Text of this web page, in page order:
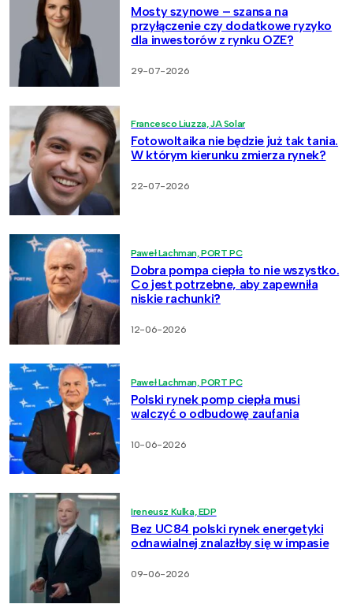
Mosty szynowe – szansa na
przyłączenie czy dodatkowe ryzyko
dla inwestorów z rynku OZE?
29-07-2026
Francesco Liuzza, JA Solar
Fotowoltaika nie będzie już tak tania.
W którym kierunku zmierza rynek?
22-07-2026
Paweł Lachman, PORT PC
Dobra pompa ciepła to nie wszystko.
Co jest potrzebne, aby zapewniła
niskie rachunki?
12-06-2026
Paweł Lachman, PORT PC
Polski rynek pomp ciepła musi
walczyć o odbudowę zaufania
10-06-2026
Ireneusz Kulka, EDP
Bez UC84 polski rynek energetyki
odnawialnej znalazłby się w impasie
09-06-2026